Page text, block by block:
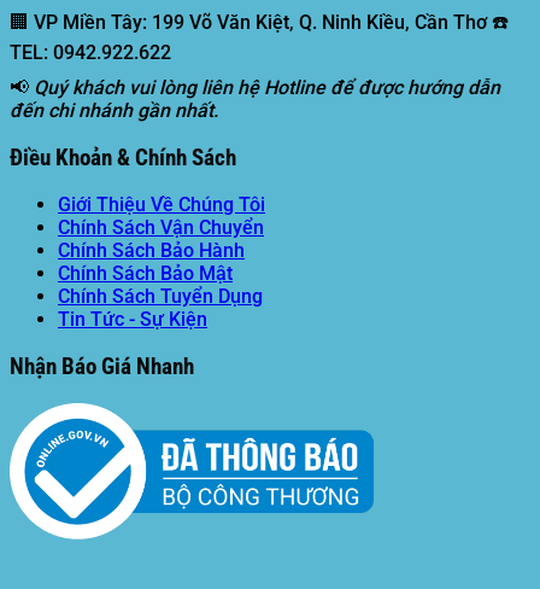
🏢 VP Miền Tây: 199 Võ Văn Kiệt, Q. Ninh Kiều, Cần Thơ ☎️
TEL: 0942.922.622
📢 Quý khách vui lòng liên hệ Hotline để được hướng dẫn
đến chi nhánh gần nhất.
Điều Khoản & Chính Sách
Giới Thiệu Về Chúng Tôi
Chính Sách Vận Chuyển
Chính Sách Bảo Hành
Chính Sách Bảo Mật
Chính Sách Tuyển Dụng
Tin Tức - Sự Kiện
Nhận Báo Giá Nhanh